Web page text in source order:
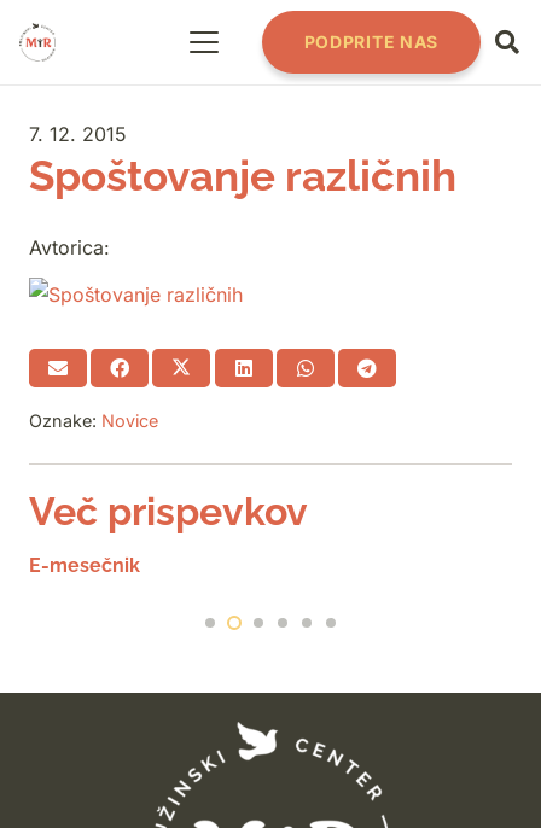
PODPRITE NAS
7. 12. 2015
Spoštovanje različnih
Avtorica:
Oznake: Novice
Več prispevkov
E-mesečnik